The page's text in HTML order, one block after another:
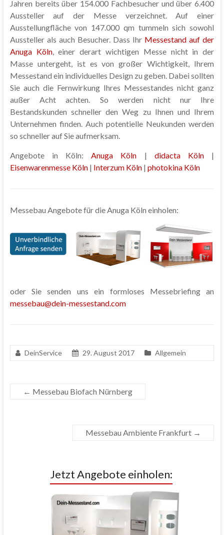
Jahren bereits über 154.000 Fachbesucher und über 6.400
Aussteller auf der Messe verzeichnet. Auf einer
Ausstellungfläche von 147.000 qm tummeln sich sowohl
Aussteller als auch Besucher. Dass Ihr Messestand auf der
Anuga Köln, einer derart wichtigen Messe nicht in der
Masse untergeht, ist es von großer Wichtigkeit, Ihrem
Messestand ein individuelles Design zu geben. Dabei sollten
Sie auch die Fernwirkung Ihres Messestandes nicht ganz
außer Acht achten. So werden nicht nur Ihre
Bestandskunden schneller den Weg zu Ihnen und Ihrem
Unternehmen finden. Auch potentielle Neukunden werden
so schneller auf Sie aufmerksam.
Angebote in Köln:Anuga Köln | didacta Köln |
Eisenwarenmesse Köln| Interzum Köln| photokina Köln
Messebau Angebote für die Anuga Köln einholen:
oder Sie senden uns ein formloses Messebriefing an
messebau@dein-messestand.com
DeinService 29. August 2017 Allgemein
← Messebau Biofach Nürnberg
Messebau Ambiente Frankfurt →
Jetzt Angebote einholen: